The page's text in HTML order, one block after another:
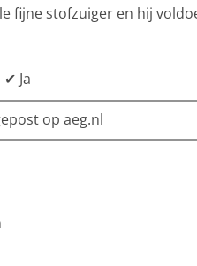
fijne stofzuiger en hij
✔ Ja
op aeg.nl